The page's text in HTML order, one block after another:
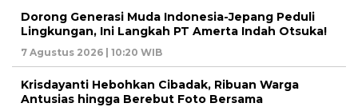
Dorong Generasi Muda Indonesia-Jepang Peduli
Lingkungan, Ini Langkah PT Amerta Indah Otsuka!
7 Agustus 2026 | 10:20 WIB
Krisdayanti Hebohkan Cibadak, Ribuan Warga
Antusias hingga Berebut Foto Bersama